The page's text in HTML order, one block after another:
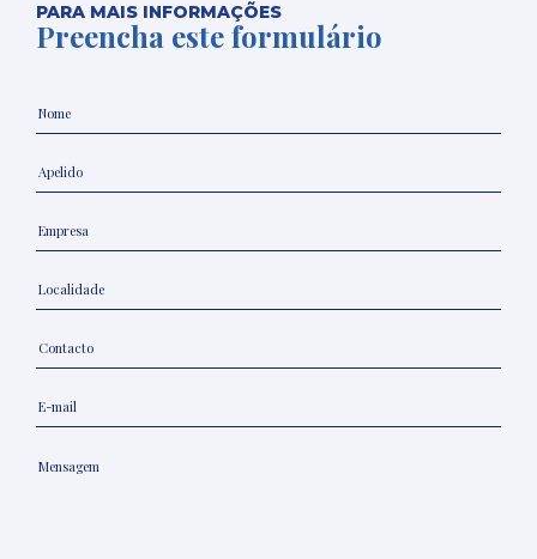
PARA MAIS INFORMAÇÕES
Preencha este formulário